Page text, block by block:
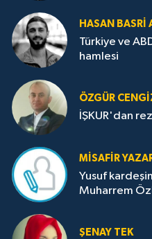
HASAN BASRI
Türkiye ve
hamlesi
ÖZGÜR
İŞKUR'dan
MISAFIR
Yusuf
Muharrem
ŞENAY TEK